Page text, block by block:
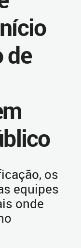
de
os
equipes
onde